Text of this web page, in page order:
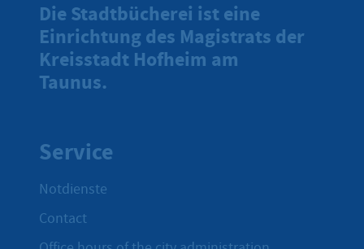
Die Stadtbücherei ist eine
Einrichtung des Magistrats der
Kreisstadt Hofheim am
Taunus.
Service
Notdienste
Contact